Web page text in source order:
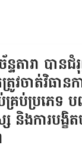
តារា បានជំ
វចាត់វិធានក
ប់ប្រភេទ ប
និងការបង្ខិត